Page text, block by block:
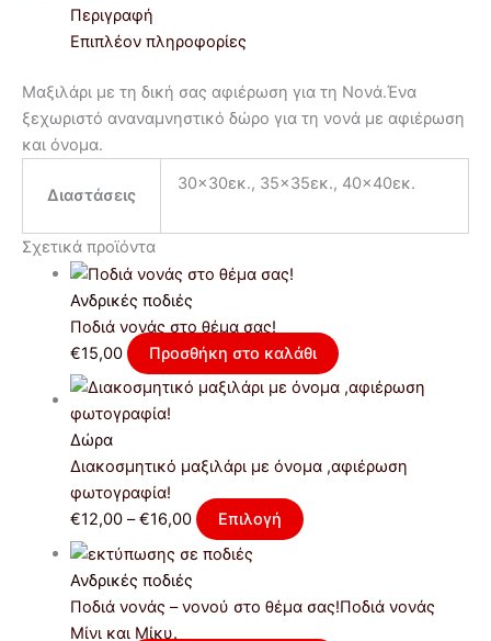
Περιγραφή
Επιπλέον πληροφορίες
Μαξιλάρι με τη δική σας αφιέρωση για τη Νονά.Ένα
ξεχωριστό αναναμνηστικό δώρο για τη νονά με αφιέρωση
και όνομα.
Διαστάσεις
30×30εκ., 35×35εκ., 40×40εκ.
Σχετικά προϊόντα
Ανδρικές ποδιές
Ποδιά νονάς στο θέμα σας!
€15,00 Προσθήκη στο καλάθι
Δώρα
Διακοσμητικό μαξιλάρι με όνομα ,αφιέρωση
φωτογραφία!
€12,00 – €16,00 Επιλογή
Ανδρικές ποδιές
Ποδιά νονάς – νονού στο θέμα σας!Ποδιά νονάς
Μίνι και Μίκυ.